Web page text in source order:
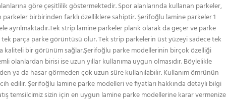
göre çeşitlilik göstermektedir. Spor alanlarında kullanan parkeler,
birbirinden farklı özelliklere sahiptir. Şerifoğlu lamine parkeler 1
ayrılmaktadır.Tek strip lamine parkeler plank olarak da geçer ve parke
parça parke görüntüsü olur. Tek strip parkelerin üst yüzeyi sadece tek
bir görünüm sağlar.Şerifoğlu parke modellerinin birçok özelliği
olanlardan birisi ise uzun yıllar kullanıma uygun olmasıdır. Böylelikle
ya da hasar görmeden çok uzun süre kullanılabilir. Kullanım ömrünün
edilir. Şerifoğlu lamine parke modelleri ve fiyatları hakkında detaylı bilgi
temsilcimiz sizin için en uygun lamine parke modellerine karar vermenize